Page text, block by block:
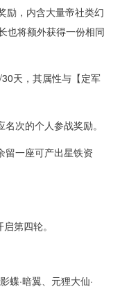
励，内含大量帝社类幻
也将额外获得一份相同
天，其属性与【定军
次的个人参战奖励。
留一座可产出星铁资
第四轮。
蝶·暗翼、元狸大仙·